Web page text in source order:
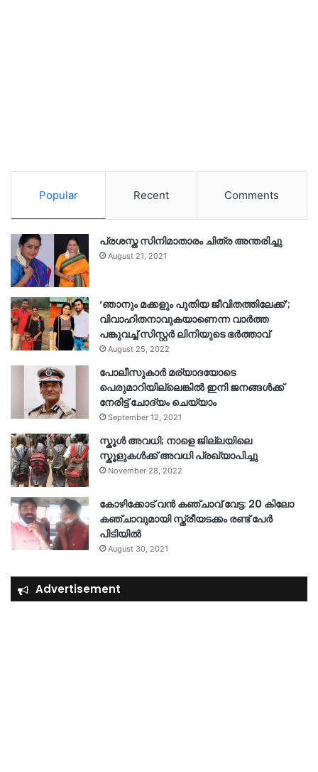
Popular Recent Comments
പ്രശസ്ത സിനിമാതാരം ചിത്ര അന്തരിച്ചു
August 21, 2021
‘ഞാനും മക്കളും പുതിയ ജീവിതത്തിലേക്ക്’;
വിവാഹിതനാവുകയാണെന്ന വാർത്ത
പങ്കുവച്ച് സിസ്റ്റർ ലിനിയുടെ ഭർത്താവ്
August 25, 2022
പോലീസുകാര്‍ മര്യാദയോടെ
പെരുമാറിയില്ലെങ്കില്‍ ഇനി ജനങ്ങള്‍ക്ക്
നേരിട്ട് ചോദ്യം ചെയ്യാം
September 12, 2021
സ്കൂൾ അവധി; നാളെ ജില്ലയിലെ
സ്കൂളുകൾക്ക് അവധി പ്രഖ്യാപിച്ചു
November 28, 2022
കോഴിക്കോട് വൻ കഞ്ചാവ് വേട്ട: 20 കിലോ
കഞ്ചാവുമായി സ്ത്രീയടക്കം രണ്ട് പേർ
പിടിയിൽ
August 30, 2021
Advertisement